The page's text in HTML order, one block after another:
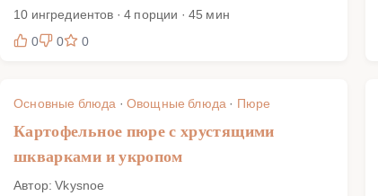
10 ингредиентов · 4 порции · 45 мин
0
0 0
Основные блюда · Овощные блюда · Пюре
Картофельное пюре с хрустящими
шкварками и укропом
Автор: Vkysnoe